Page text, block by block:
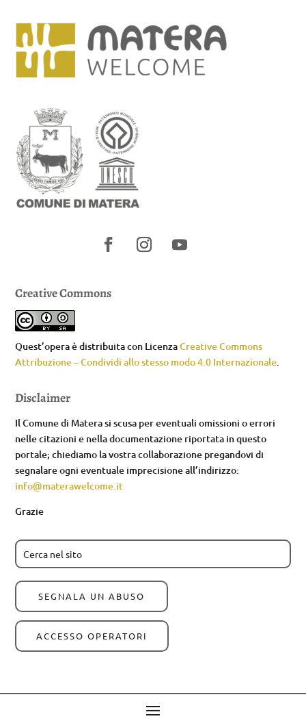
Creative Commons
Quest’opera è distribuita con LicenzaCreative Commons
Attribuzione – Condividi allo stesso modo 4.0 Internazionale
Disclaimer
Il Comune di Matera si scusa per eventuali omissioni o errori
nelle citazioni e nella documentazione riportata in questo
portale; chiediamo la vostra collaborazione pregandovi di
segnalare ogni eventuale imprecisione all’indirizzo:
info@materawelcome.it
Grazie
SEGNALA UN ABUSO
ACCESSO OPERATORI